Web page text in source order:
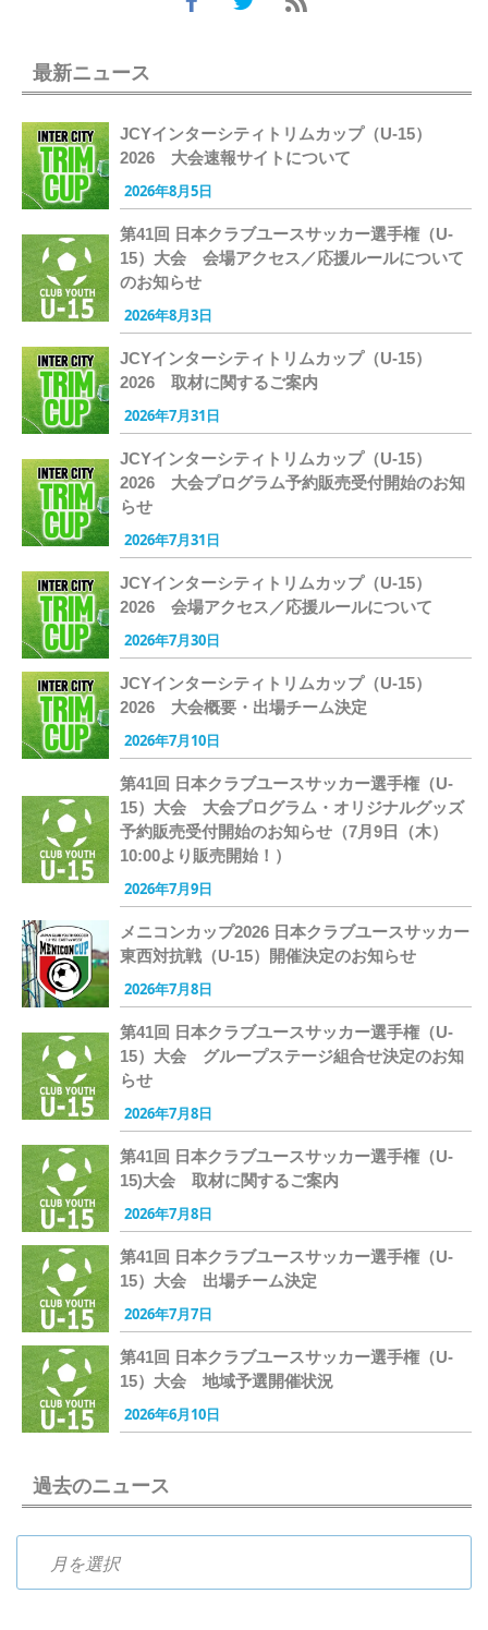
最新ニュース
JCYインターシティトリムカップ（U-15）
2026 大会速報サイトについて
2026年8月5日
第41回 日本クラブユースサッカー選手権（U-
15）大会 会場アクセス／応援ルールについて
のお知らせ
2026年8月3日
JCYインターシティトリムカップ（U-15）
2026 取材に関するご案内
2026年7月31日
JCYインターシティトリムカップ（U-15）
2026 大会プログラム予約販売受付開始のお知
らせ
2026年7月31日
JCYインターシティトリムカップ（U-15）
2026 会場アクセス／応援ルールについて
2026年7月30日
JCYインターシティトリムカップ（U-15）
2026 大会概要・出場チーム決定
2026年7月10日
第41回 日本クラブユースサッカー選手権（U-
15）大会 大会プログラム・オリジナルグッズ
予約販売受付開始のお知らせ（7月9日（木）
10:00より販売開始！）
2026年7月9日
メニコンカップ2026 日本クラブユースサッカー
東西対抗戦（U-15）開催決定のお知らせ
2026年7月8日
第41回 日本クラブユースサッカー選手権（U-
15）大会 グループステージ組合せ決定のお知
らせ
2026年7月8日
第41回 日本クラブユースサッカー選手権（U-
15)大会 取材に関するご案内
2026年7月8日
第41回 日本クラブユースサッカー選手権（U-
15）大会 出場チーム決定
2026年7月7日
第41回 日本クラブユースサッカー選手権（U-
15）大会 地域予選開催状況
2026年6月10日
過去のニュース